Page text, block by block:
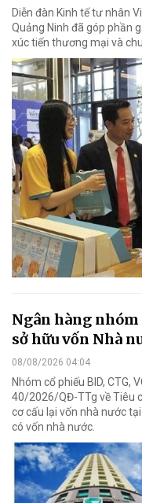
Diễn đàn Kinh tế tư nhân
Quảng Ninh đã góp phần
xúc tiến thương mại và
Ngân hàng
sở hữu vốn Nhà
08/08/2026 04:04
Nhóm cổ phiếu BID, CTG,
40/2026/QĐ-TTg về Tiêu
cơ cấu lại vốn nhà nước
có vốn nhà nước.